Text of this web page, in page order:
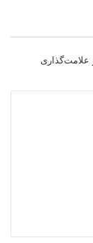
علامت‌گذاری